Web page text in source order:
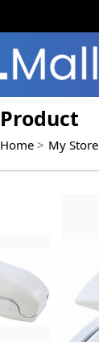
Product
Home My Store